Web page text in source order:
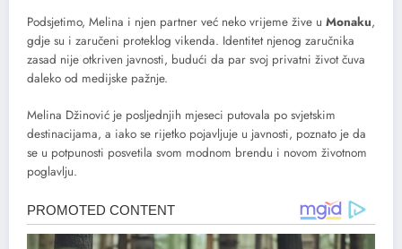
Podsjetimo, Melina i njen partner već neko vrijeme žive u Monaku,
gdje su i zaručeni proteklog vikenda. Identitet njenog zaručnika
zasad nije otkriven javnosti, budući da par svoj privatni život čuva
daleko od medijske pažnje.
Melina Džinović je posljednjih mjeseci putovala po svjetskim
destinacijama, a iako se rijetko pojavljuje u javnosti, poznato je da
se u potpunosti posvetila svom modnom brendu i novom životnom
poglavlju.